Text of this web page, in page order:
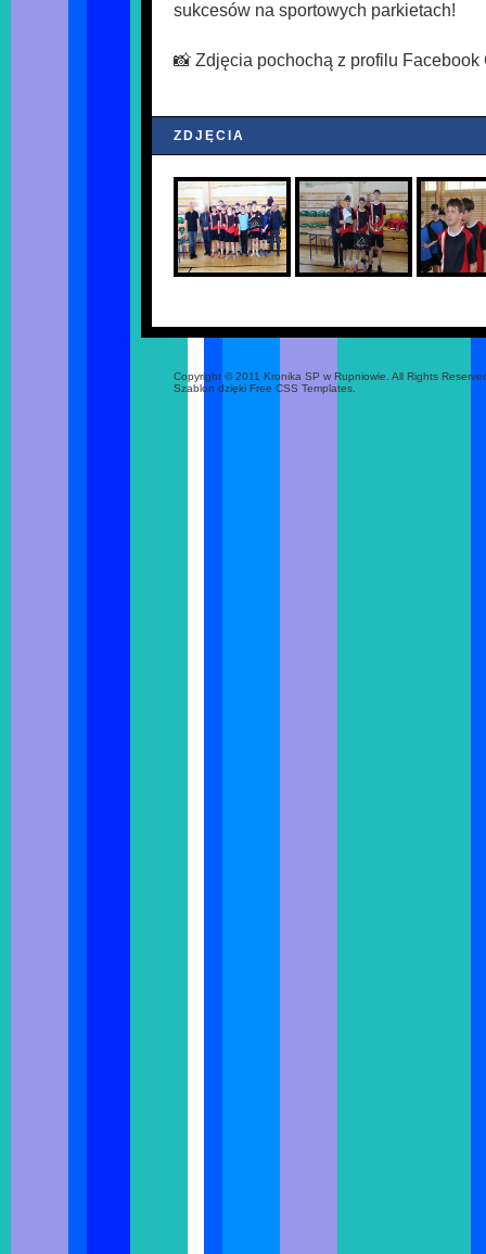
sukcesów na sportowych parkietach!
📸 Zdjęcia pochochą z profilu Facebook
ZDJĘCIA
Copyright © 2011 Kronika SP w Rupniowie. All Rights
Szablon dzięki Free CSS Templates.